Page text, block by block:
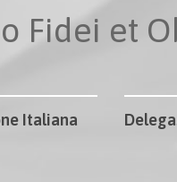
Fidei et
Italiana